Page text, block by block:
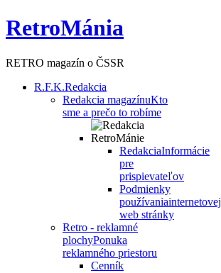
RetroMánia
RETRO magazín o ČSSR
R.F.K.Redakcia
Redakcia magazínuKto
sme a prečo to robíme
RedakciaInformácie
pre
prispievateľov
Podmienky
používaniainternetovej
web stránky
Retro - reklamné
plochyPonuka
reklamného priestoru
Cenník